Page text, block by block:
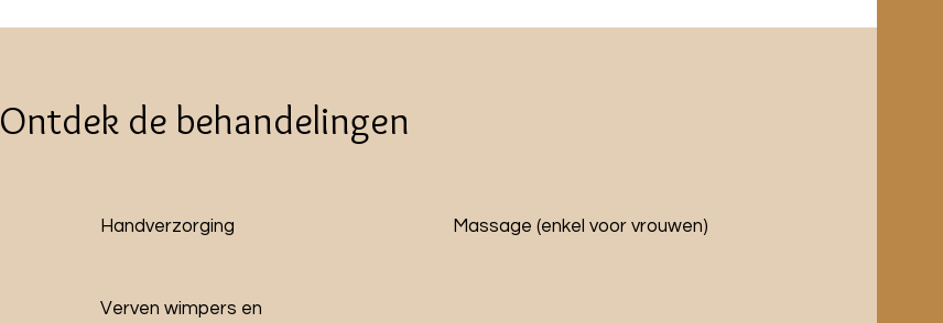
Ontdek de behandelingen
Handverzorging
Verven wimpers en
Massage (enkel voor vrouwen)